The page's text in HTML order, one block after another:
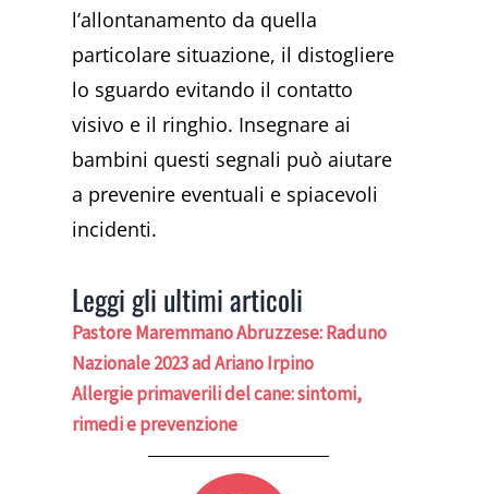
l’allontanamento da quella
particolare situazione, il distogliere
lo sguardo evitando il contatto
visivo e il ringhio. Insegnare ai
bambini questi segnali può aiutare
a prevenire eventuali e spiacevoli
incidenti.
Leggi gli ultimi articoli
Pastore Maremmano Abruzzese: Raduno
Nazionale 2023 ad Ariano Irpino
Allergie primaverili del cane: sintomi,
rimedi e prevenzione